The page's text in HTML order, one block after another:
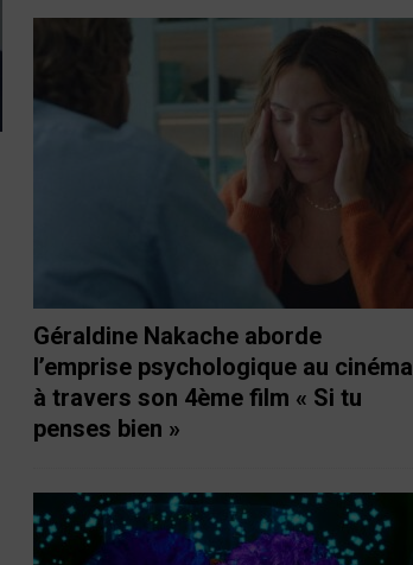
Géraldine Nakache aborde
l’emprise psychologique au cinéma
à travers son 4ème film « Si tu
penses bien »